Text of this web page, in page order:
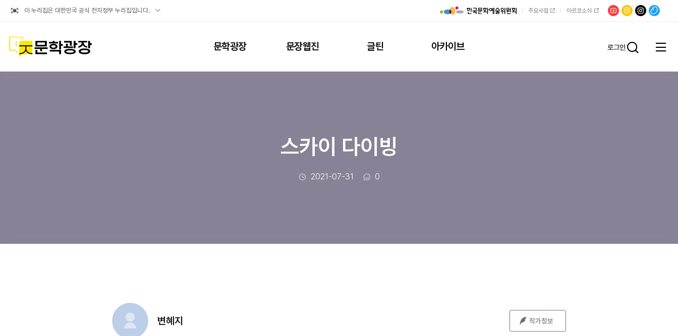
이 누리집은 대한민국 공식 전자정부 누리집입니다.
공식
주요사업 아르코소식 유튜브문학광장채널문장
팟빵
문학광장 문학광장 문장웹진 글틴 아카이브 로그인
전체
스카이 다이빙
작성일
2021-07-31 댓글수
0
변혜지